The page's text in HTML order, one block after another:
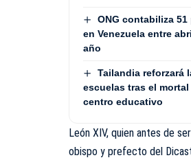
ONG contabiliza
en Venezuela entre
año
Tailandia reforzará
escuelas tras el
centro educativo
León XIV, quien antes de
obispo y prefecto del